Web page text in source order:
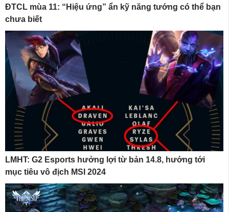
ĐTCL mùa 11: “Hiệu ứng” ẩn kỹ năng tướng có thể bạn
chưa biết
LMHT: G2 Esports hưởng lợi từ bản 14.8, hướng tới
mục tiêu vô địch MSI 2024